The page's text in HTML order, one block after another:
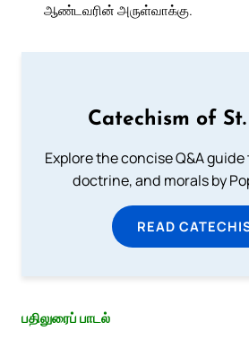
ஆண்டவரின் அருள்வாக்கு.
Catechism of
Explore the concise Q&A
doctrine, and morals by
READ
பதிலுரைப் பாடல்